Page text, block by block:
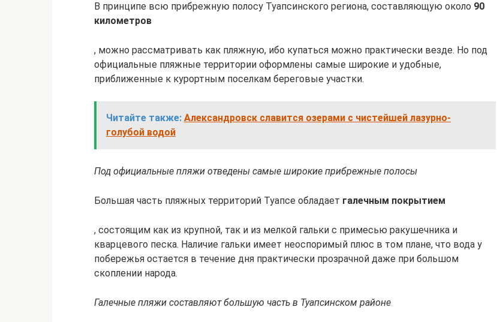
В принципе всю прибрежную полосу Туапсинского региона, составляющую около 90
километров
, можно рассматривать как пляжную, ибо купаться можно практически везде. Но под
официальные пляжные территории оформлены самые широкие и удобные,
приближенные к курортным поселкам береговые участки.
Читайте также: Александровск славится озерами с чистейшей лазурно-
голубой водой
Под официальные пляжи отведены самые широкие прибрежные полосы
Большая часть пляжных территорий Туапсе обладает галечным покрытием
, состоящим как из крупной, так и из мелкой гальки с примесью ракушечника и
кварцевого песка. Наличие гальки имеет неоспоримый плюс в том плане, что вода у
побережья остается в течение дня практически прозрачной даже при большом
скоплении народа.
Галечные пляжи составляют большую часть в Туапсинском районе